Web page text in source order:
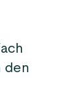
den